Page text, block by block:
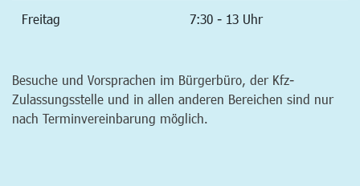
Freitag 7:30 - 13 Uhr
Besuche und Vorsprachen im Bürgerbüro, der Kfz-
Zulassungsstelle und in allen anderen Bereichen sind nur
nach Terminvereinbarung möglich.